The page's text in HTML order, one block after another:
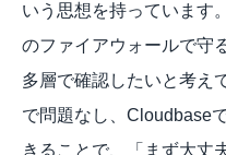
いう思想を持っています
のファイアウォールで守
多層で確認したいと考え
で問題なし、Cloudbase
きることで、「まず大丈